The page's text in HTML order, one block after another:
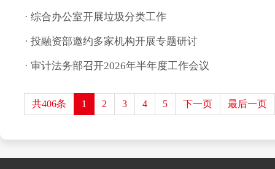
· 综合办公室开展垃圾分类工作
· 投融资部邀约多家机构开展专题研讨
· 审计法务部召开2026年半年度工作会议
共406条 1 2 3 4 5 下一页 最后一页